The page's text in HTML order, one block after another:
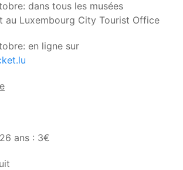
dans tous les musées
au Luxembourg City Tourist Office
en ligne sur
ans : 3€